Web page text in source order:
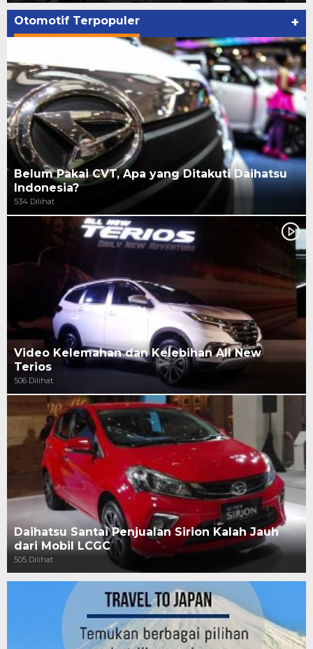
Otomotif Terpopuler +
Belum Pakai CVT, Apa yang Ditakuti Daihatsu
Indonesia?
534 Dilihat
Video Kelemahan dan Kelebihan All New
Terios
506 Dilihat
Daihatsu Santai Penjualan Sirion Kalah Jauh
dari Mobil LCGC
505 Dilihat